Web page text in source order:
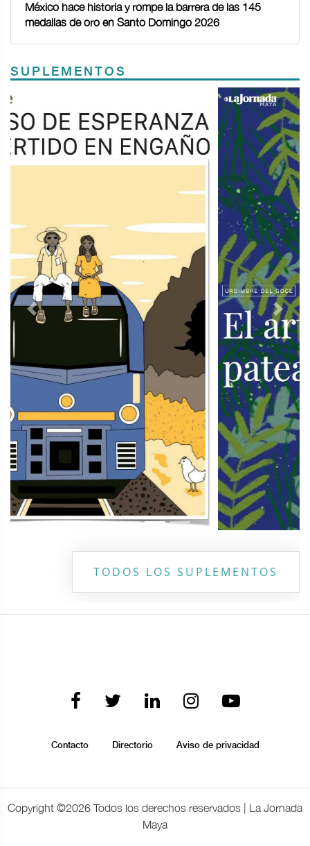
México hace historia y rompe la barrera de las 145
medallas de oro en Santo Domingo 2026
SUPLEMENTOS
Previous Next
TODOS LOS SUPLEMENTOS
Contacto Directorio Aviso de privacidad
Copyright ©2026 Todos los derechos reservados | La Jornada
Maya